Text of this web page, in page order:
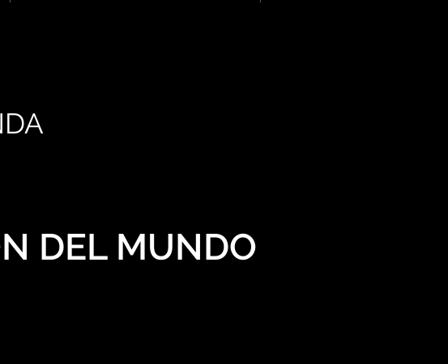
DEL MUNDO